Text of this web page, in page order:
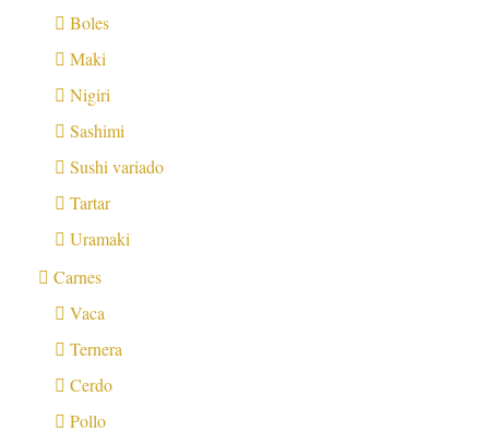
Boles
Maki
Nigiri
Sashimi
Sushi variado
Tartar
Uramaki
Carnes
Vaca
Ternera
Cerdo
Pollo